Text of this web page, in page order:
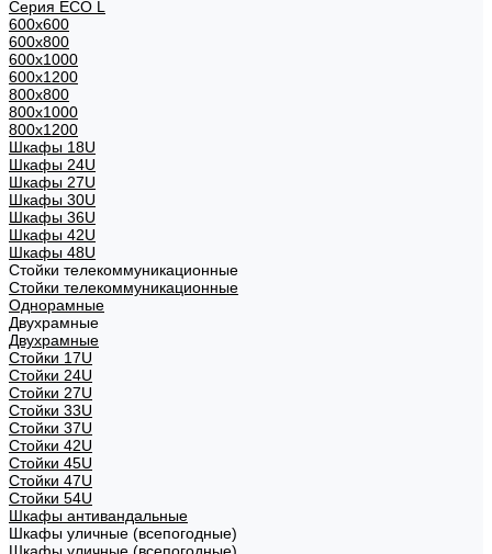
Серия ECO L
600x600
600x800
600х1000
600х1200
800x800
800х1000
800х1200
Шкафы 18U
Шкафы 24U
Шкафы 27U
Шкафы 30U
Шкафы 36U
Шкафы 42U
Шкафы 48U
Стойки телекоммуникационные
Стойки телекоммуникационные
Однорамные
Двухрамные
Двухрамные
Стойки 17U
Стойки 24U
Стойки 27U
Стойки 33U
Стойки 37U
Стойки 42U
Стойки 45U
Стойки 47U
Стойки 54U
Шкафы антивандальные
Шкафы уличные (всепогодные)